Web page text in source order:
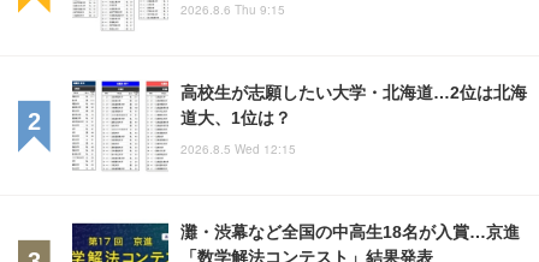
2026.8.6 Thu 9:15
高校生が志願したい大学・北海道…2位は北海
道大、1位は？
2026.8.5 Wed 12:15
灘・渋幕など全国の中高生18名が入賞…京進
「数学解法コンテスト」結果発表